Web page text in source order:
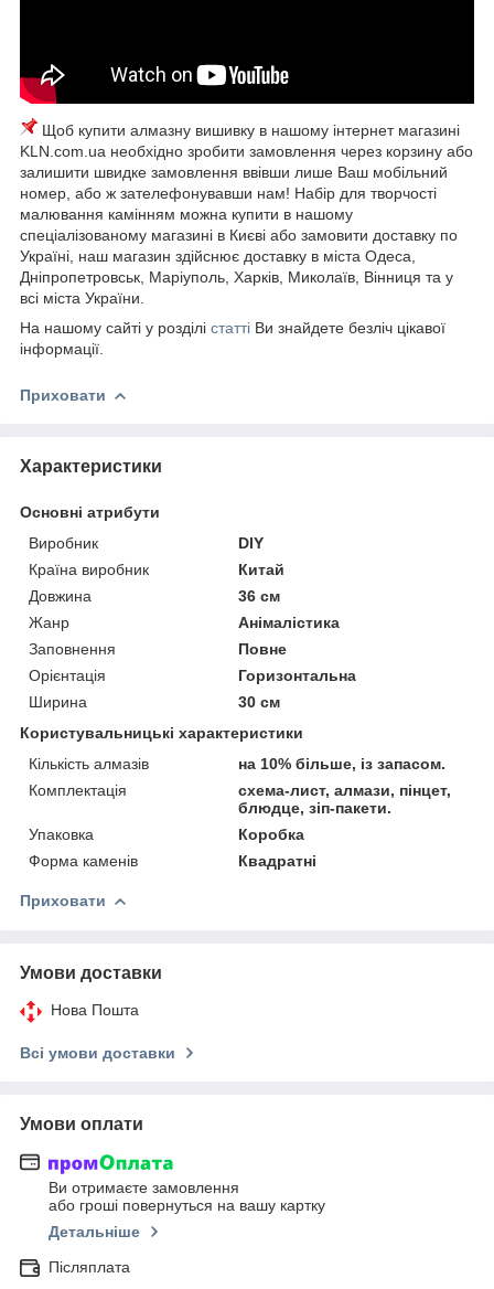
Щоб купити алмазну вишивку в нашому інтернет магазині
KLN.com.ua необхідно зробити замовлення через корзину або
залишити швидке замовлення ввівши лише Ваш мобільний
номер, або ж зателефонувавши нам! Набір для творчості
малювання камінням можна купити в нашому
спеціалізованому магазині в Києві або замовити доставку по
Україні, наш магазин здійснює доставку в міста Одеса,
Дніпропетровськ, Маріуполь, Харків, Миколаїв, Вінниця та у
всі міста України.
На нашому сайті у розділі статті Ви знайдете безліч цікавої
інформації.
Приховати
Характеристики
Основні атрибути
Виробник
DIY
Країна виробник
Китай
Довжина
36 см
Жанр
Анімалістика
Заповнення
Повне
Орієнтація
Горизонтальна
Ширина
30 см
Користувальницькі характеристики
Кількість алмазів
на 10% більше, із запасом.
Комплектація
схема-лист, алмази, пінцет,
блюдце, зіп-пакети.
Упаковка
Коробка
Форма каменів
Квадратні
Приховати
Умови доставки
Нова Пошта
Всі умови доставки
Умови оплати
Ви отримаєте замовлення
або гроші повернуться на вашу картку
Детальніше
Післяплата